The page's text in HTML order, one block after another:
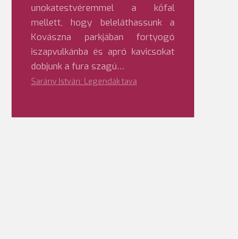
unokatestvéremmel a kőfal
mellett, hogy beleláthassunk a
Kovászna parkjában fortyogó
iszapvulkánba és apró kavicsokat
dobjunk a fura szagú…
Sarány István: Legendák tava